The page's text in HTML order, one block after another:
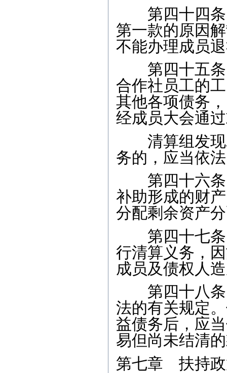
第四十四条
第一款的原因
不能办理成员
第四十五条
合作社员工的
其他各项债务
经成员大会通
清算组发现
务的，应当依
第四十六条
补助形成的财
分配剩余资产
第四十七条
行清算义务，
成员及债权人
第四十八条
法的有关规定
益债务后，应
易但尚未结清
第七章 扶持